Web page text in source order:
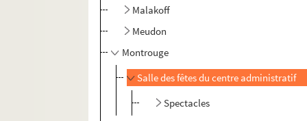
Malakoff
Meudon
Montrouge
Salle des fêtes du centre administratif
Spectacles